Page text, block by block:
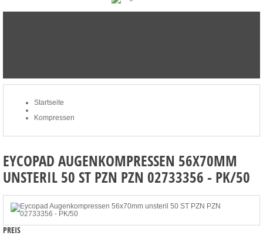
Startseite
Kompressen
EYCOPAD AUGENKOMPRESSEN 56X70MM
UNSTERIL 50 ST PZN PZN 02733356 - PK/50
PREIS